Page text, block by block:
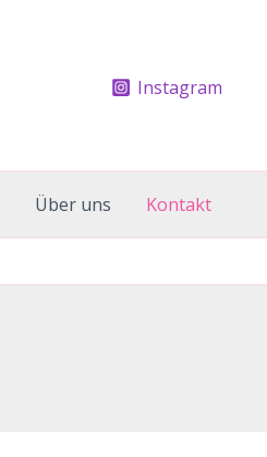
Instagram
Über uns Kontakt